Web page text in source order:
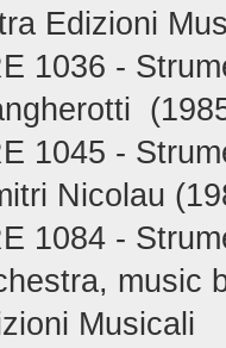
Edizioni
1036 -
1045 -
Nicolau
1084 -
music
Musicali